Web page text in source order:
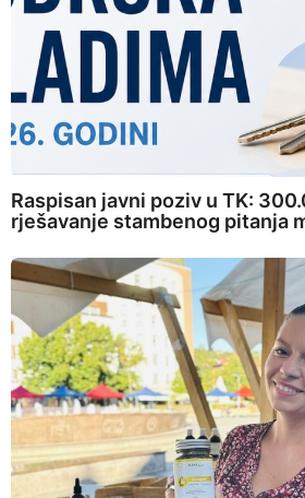
Raspisan javni poziv u TK:
rješavanje stambenog pitanja